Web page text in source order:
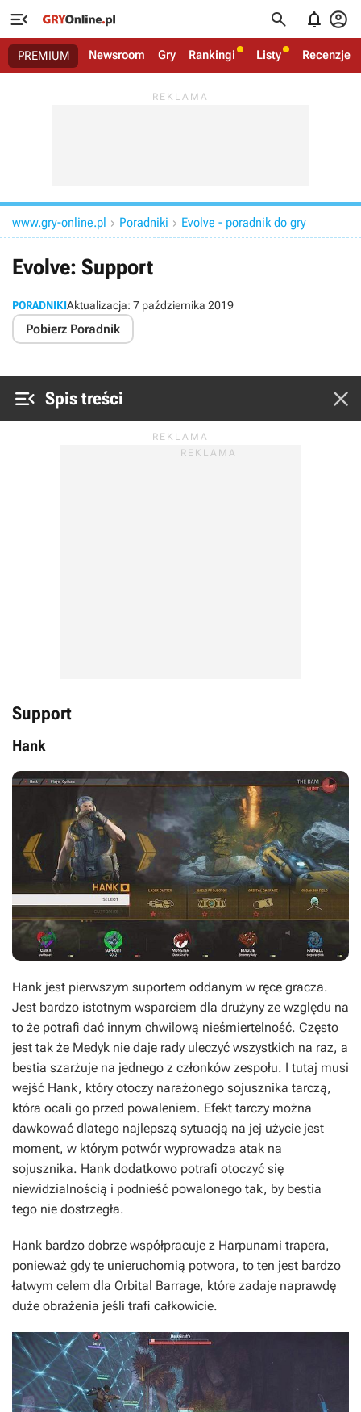
   
PREMIUM Newsroom Gry Rankingi Listy Recenzje
www.gry-online.pl  Poradniki  Evolve - poradnik do gry
Evolve: Support
PORADNIKIAktualizacja: 7 października 2019
Pobierz Poradnik
 Spis treści 
Support
Hank
Hank jest pierwszym suportem oddanym w ręce gracza.
Jest bardzo istotnym wsparciem dla drużyny ze względu na
to że potrafi dać innym chwilową nieśmiertelność. Często
jest tak że Medyk nie daje rady uleczyć wszystkich na raz, a
bestia szarżuje na jednego z członków zespołu. I tutaj musi
wejść Hank, który otoczy narażonego sojusznika tarczą,
która ocali go przed powaleniem. Efekt tarczy można
dawkować dlatego najlepszą sytuacją na jej użycie jest
moment, w którym potwór wyprowadza atak na
sojusznika. Hank dodatkowo potrafi otoczyć się
niewidzialnością i podnieść powalonego tak, by bestia
tego nie dostrzegła.
Hank bardzo dobrze współpracuje z Harpunami trapera,
ponieważ gdy te unieruchomią potwora, to ten jest bardzo
łatwym celem dla Orbital Barrage, które zadaje naprawdę
duże obrażenia jeśli trafi całkowicie.